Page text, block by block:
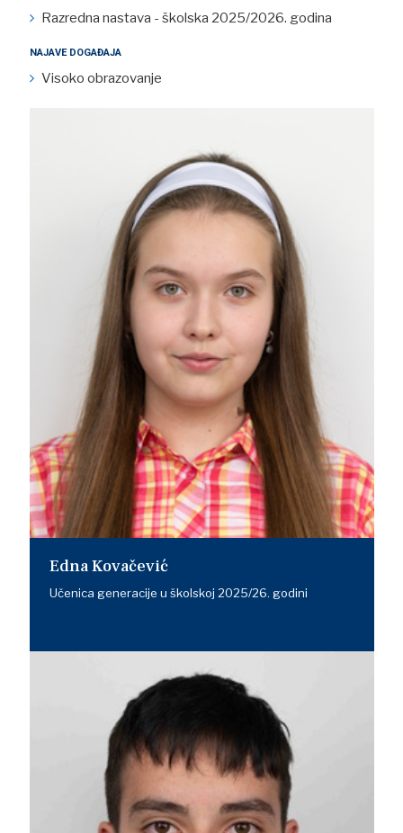
Razredna nastava - školska 2025/2026. godina
NAJAVE DOGAĐAJA
Visoko obrazovanje
Edna Kovačević
Učenica generacije u školskoj 2025/26. godini